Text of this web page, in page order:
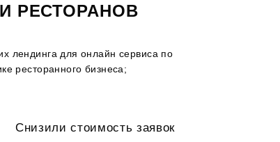
РЕСТОРАНОВ
лендинга для онлайн сервиса по
ресторанного бизнеса;
Снизили стоимость заявок